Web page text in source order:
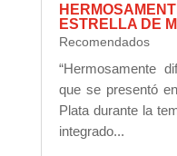
ESTRELLA DE
Recomendados
“Hermosamente
que se presentó
Plata durante la
integrado...